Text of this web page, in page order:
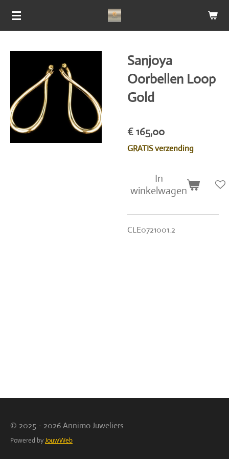
Ga
hoofdinhoud
Sanjoya
Oorbellen Loop
Gold
€ 165,00
GRATIS verzending
In
winkelwagen
CLE0721001.2
© 2025 - 2026 Annimo Juweliers
Powered byJouwWeb